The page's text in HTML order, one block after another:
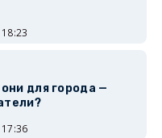
для города —